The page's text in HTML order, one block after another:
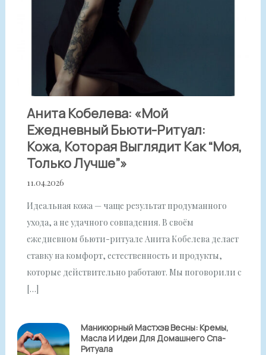
Анита Кобелева: «Мой
Ежедневный Бьюти-Ритуал:
Кожа, Которая Выглядит Как “моя,
Только Лучше”»
11.04.2026
Идеальная кожа — чаще результат продуманного
ухода, а не удачного совпадения. В своём
ежедневном бьюти-ритуале Анита Кобелева делает
ставку на комфорт, естественность и продукты,
которые действительно работают. Мы поговорили с
[…]
Маникюрный Мастхэв Весны: Кремы,
Масла И Идеи Для Домашнего Спа-
Ритуала